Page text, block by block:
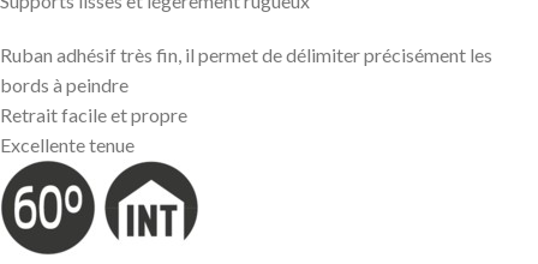
Ruban adhésif très fin, il permet de délimiter précisément les
bords à peindre
Retrait facile et propre
Excellente tenue